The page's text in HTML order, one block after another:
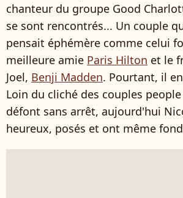
chanteur du groupe Good
se sont rencontrés... Un couple
pensait éphémère comme celui
meilleure amie Paris Hilton et le
Joel, Benji Madden. Pourtant, il
Loin du cliché des couples
défont sans arrêt, aujourd'hui
heureux, posés et ont même